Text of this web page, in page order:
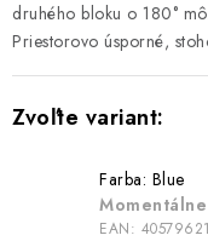
druhého bloku o 180°
Priestorovo úsporné,
Farba: Blue
EAN: